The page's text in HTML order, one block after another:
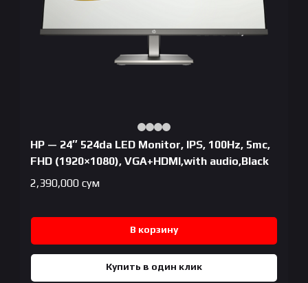
HP — 24″ 524da LED Monitor, IPS, 100Hz, 5mc,
FHD (1920×1080), VGA+HDMI,with audio,Black
2,390,000 сум
В корзину
Купить в один клик